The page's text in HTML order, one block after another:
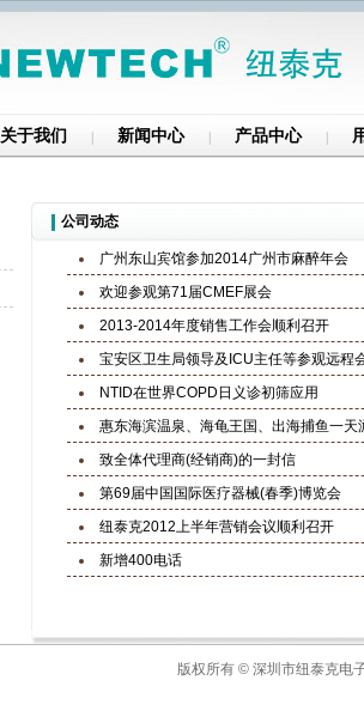
关于我们 新闻中心 产品中心
公司动态
广州东山宾馆参加2014广州市麻醉年会
欢迎参观第71届CMEF展会
2013-2014年度销售工作会顺利召开
宝安区卫生局领导及ICU主任等参观远程
NTID在世界COPD日义诊初筛应用
惠东海滨温泉、海龟王国、出海捕鱼一天
致全体代理商(经销商)的一封信
第69届中国国际医疗器械(春季)博览会
纽泰克2012上半年营销会议顺利召开
新增400电话
版权所有 © 深圳市纽泰克电